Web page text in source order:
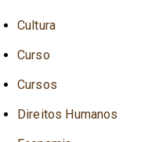
Cultura
Curso
Cursos
Direitos Humanos